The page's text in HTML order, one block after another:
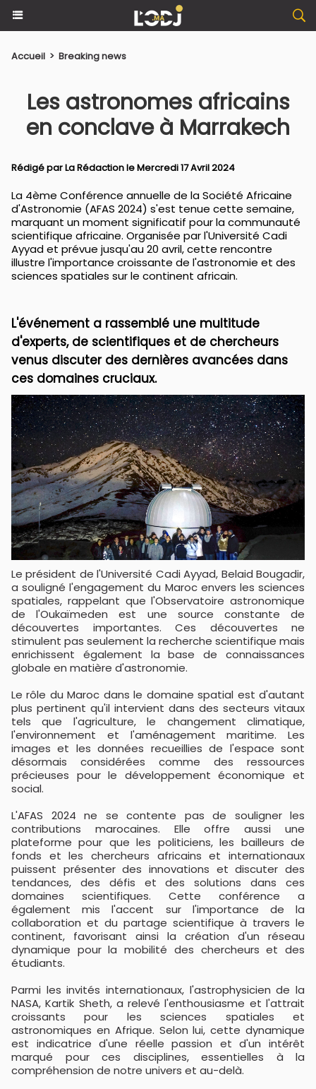
Accueil > Breaking news
Les astronomes africains
en conclave à Marrakech
Rédigé par La Rédaction le Mercredi 17 Avril 2024
La 4ème Conférence annuelle de la Société Africaine
d'Astronomie (AFAS 2024) s'est tenue cette semaine,
marquant un moment significatif pour la communauté
scientifique africaine. Organisée par l'Université Cadi
Ayyad et prévue jusqu'au 20 avril, cette rencontre
illustre l'importance croissante de l'astronomie et des
sciences spatiales sur le continent africain.
L'événement a rassemblé une multitude
d'experts, de scientifiques et de chercheurs
venus discuter des dernières avancées dans
ces domaines cruciaux.
Le président de l'Université Cadi Ayyad, Belaid Bougadir,
a souligné l'engagement du Maroc envers les sciences
spatiales, rappelant que l'Observatoire astronomique
de l'Oukaïmeden est une source constante de
découvertes importantes. Ces découvertes ne
stimulent pas seulement la recherche scientifique mais
enrichissent également la base de connaissances
globale en matière d'astronomie.
Le rôle du Maroc dans le domaine spatial est d'autant
plus pertinent qu'il intervient dans des secteurs vitaux
tels que l'agriculture, le changement climatique,
l'environnement et l'aménagement maritime. Les
images et les données recueillies de l'espace sont
désormais considérées comme des ressources
précieuses pour le développement économique et
social.
L'AFAS 2024 ne se contente pas de souligner les
contributions marocaines. Elle offre aussi une
plateforme pour que les politiciens, les bailleurs de
fonds et les chercheurs africains et internationaux
puissent présenter des innovations et discuter des
tendances, des défis et des solutions dans ces
domaines scientifiques. Cette conférence a
également mis l'accent sur l'importance de la
collaboration et du partage scientifique à travers le
continent, favorisant ainsi la création d'un réseau
dynamique pour la mobilité des chercheurs et des
étudiants.
Parmi les invités internationaux, l'astrophysicien de la
NASA, Kartik Sheth, a relevé l'enthousiasme et l'attrait
croissants pour les sciences spatiales et
astronomiques en Afrique. Selon lui, cette dynamique
est indicatrice d'une réelle passion et d'un intérêt
marqué pour ces disciplines, essentielles à la
compréhension de notre univers et au-delà.